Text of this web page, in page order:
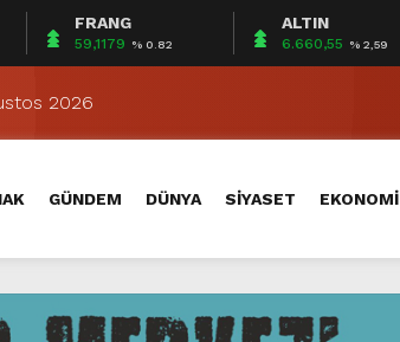
FRANG
59,1179 % 0.82
ALTIN
6.660,55 % 2,59
Açıyor.
2026
Grup Yolunu Yeniliyor.
GERÇEKLEŞTİRİLDİ.
Artırıyor.
Yaşanacak.
GÜNDEM DÜNYA SİYASET EKONOMİ